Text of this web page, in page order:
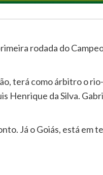
rodada do
terá como árbitro o
Henrique da Silva.
Já o Goiás, está em